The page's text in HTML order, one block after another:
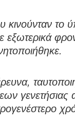
κινούνταν το
γενετήσιας